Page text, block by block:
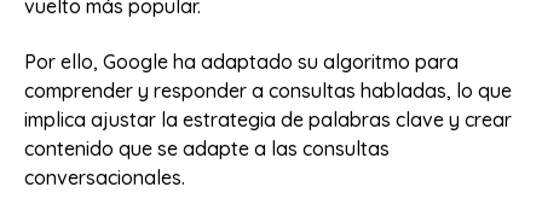
vuelto más popular.
Por ello, Google ha adaptado su algoritmo para
comprender y responder a consultas habladas, lo que
implica ajustar la estrategia de palabras clave y crear
contenido que se adapte a las consultas
conversacionales.